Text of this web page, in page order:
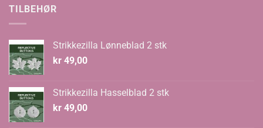
TILBEHØR
Strikkezilla Lønneblad 2 stk
kr 49,00
Strikkezilla Hasselblad 2 stk
kr 49,00